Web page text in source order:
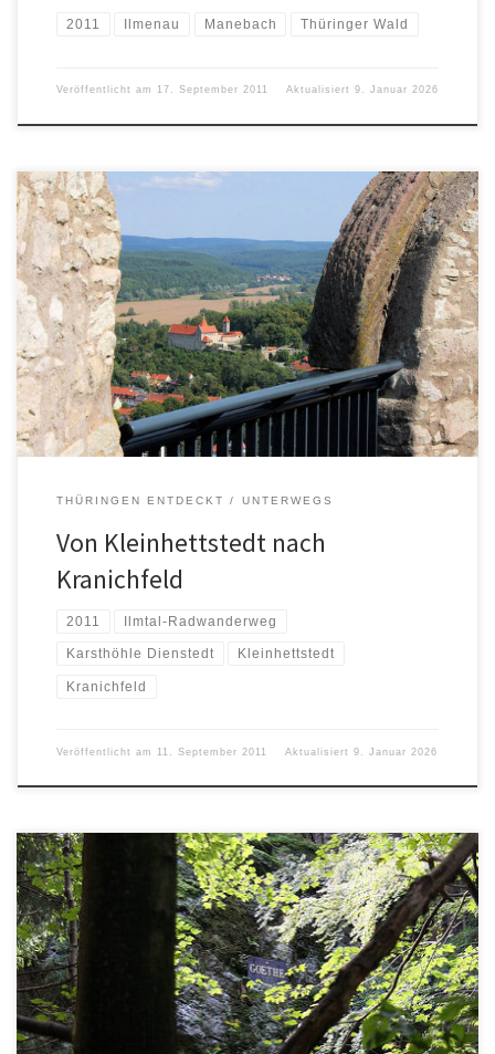
2011 Ilmenau Manebach Thüringer Wald
Veröffentlicht am 17. September 2011 Aktualisiert 9. Januar 2026
THÜRINGEN ENTDECKT UNTERWEGS
Von Kleinhettstedt nach
Kranichfeld
2011 Ilmtal-Radwanderweg
Karsthöhle Dienstedt Kleinhettstedt
Kranichfeld
Veröffentlicht am 11. September 2011 Aktualisiert 9. Januar 2026